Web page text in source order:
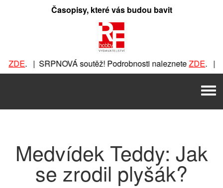
Časopisy, které vás budou bavit
ZDE. | SRPNOVÁ soutěž! Podrobnosti nalezneteZDE. |
. | SRPNOVÁ soutěž!
Medvídek Teddy: Jak
se zrodil plyšák?